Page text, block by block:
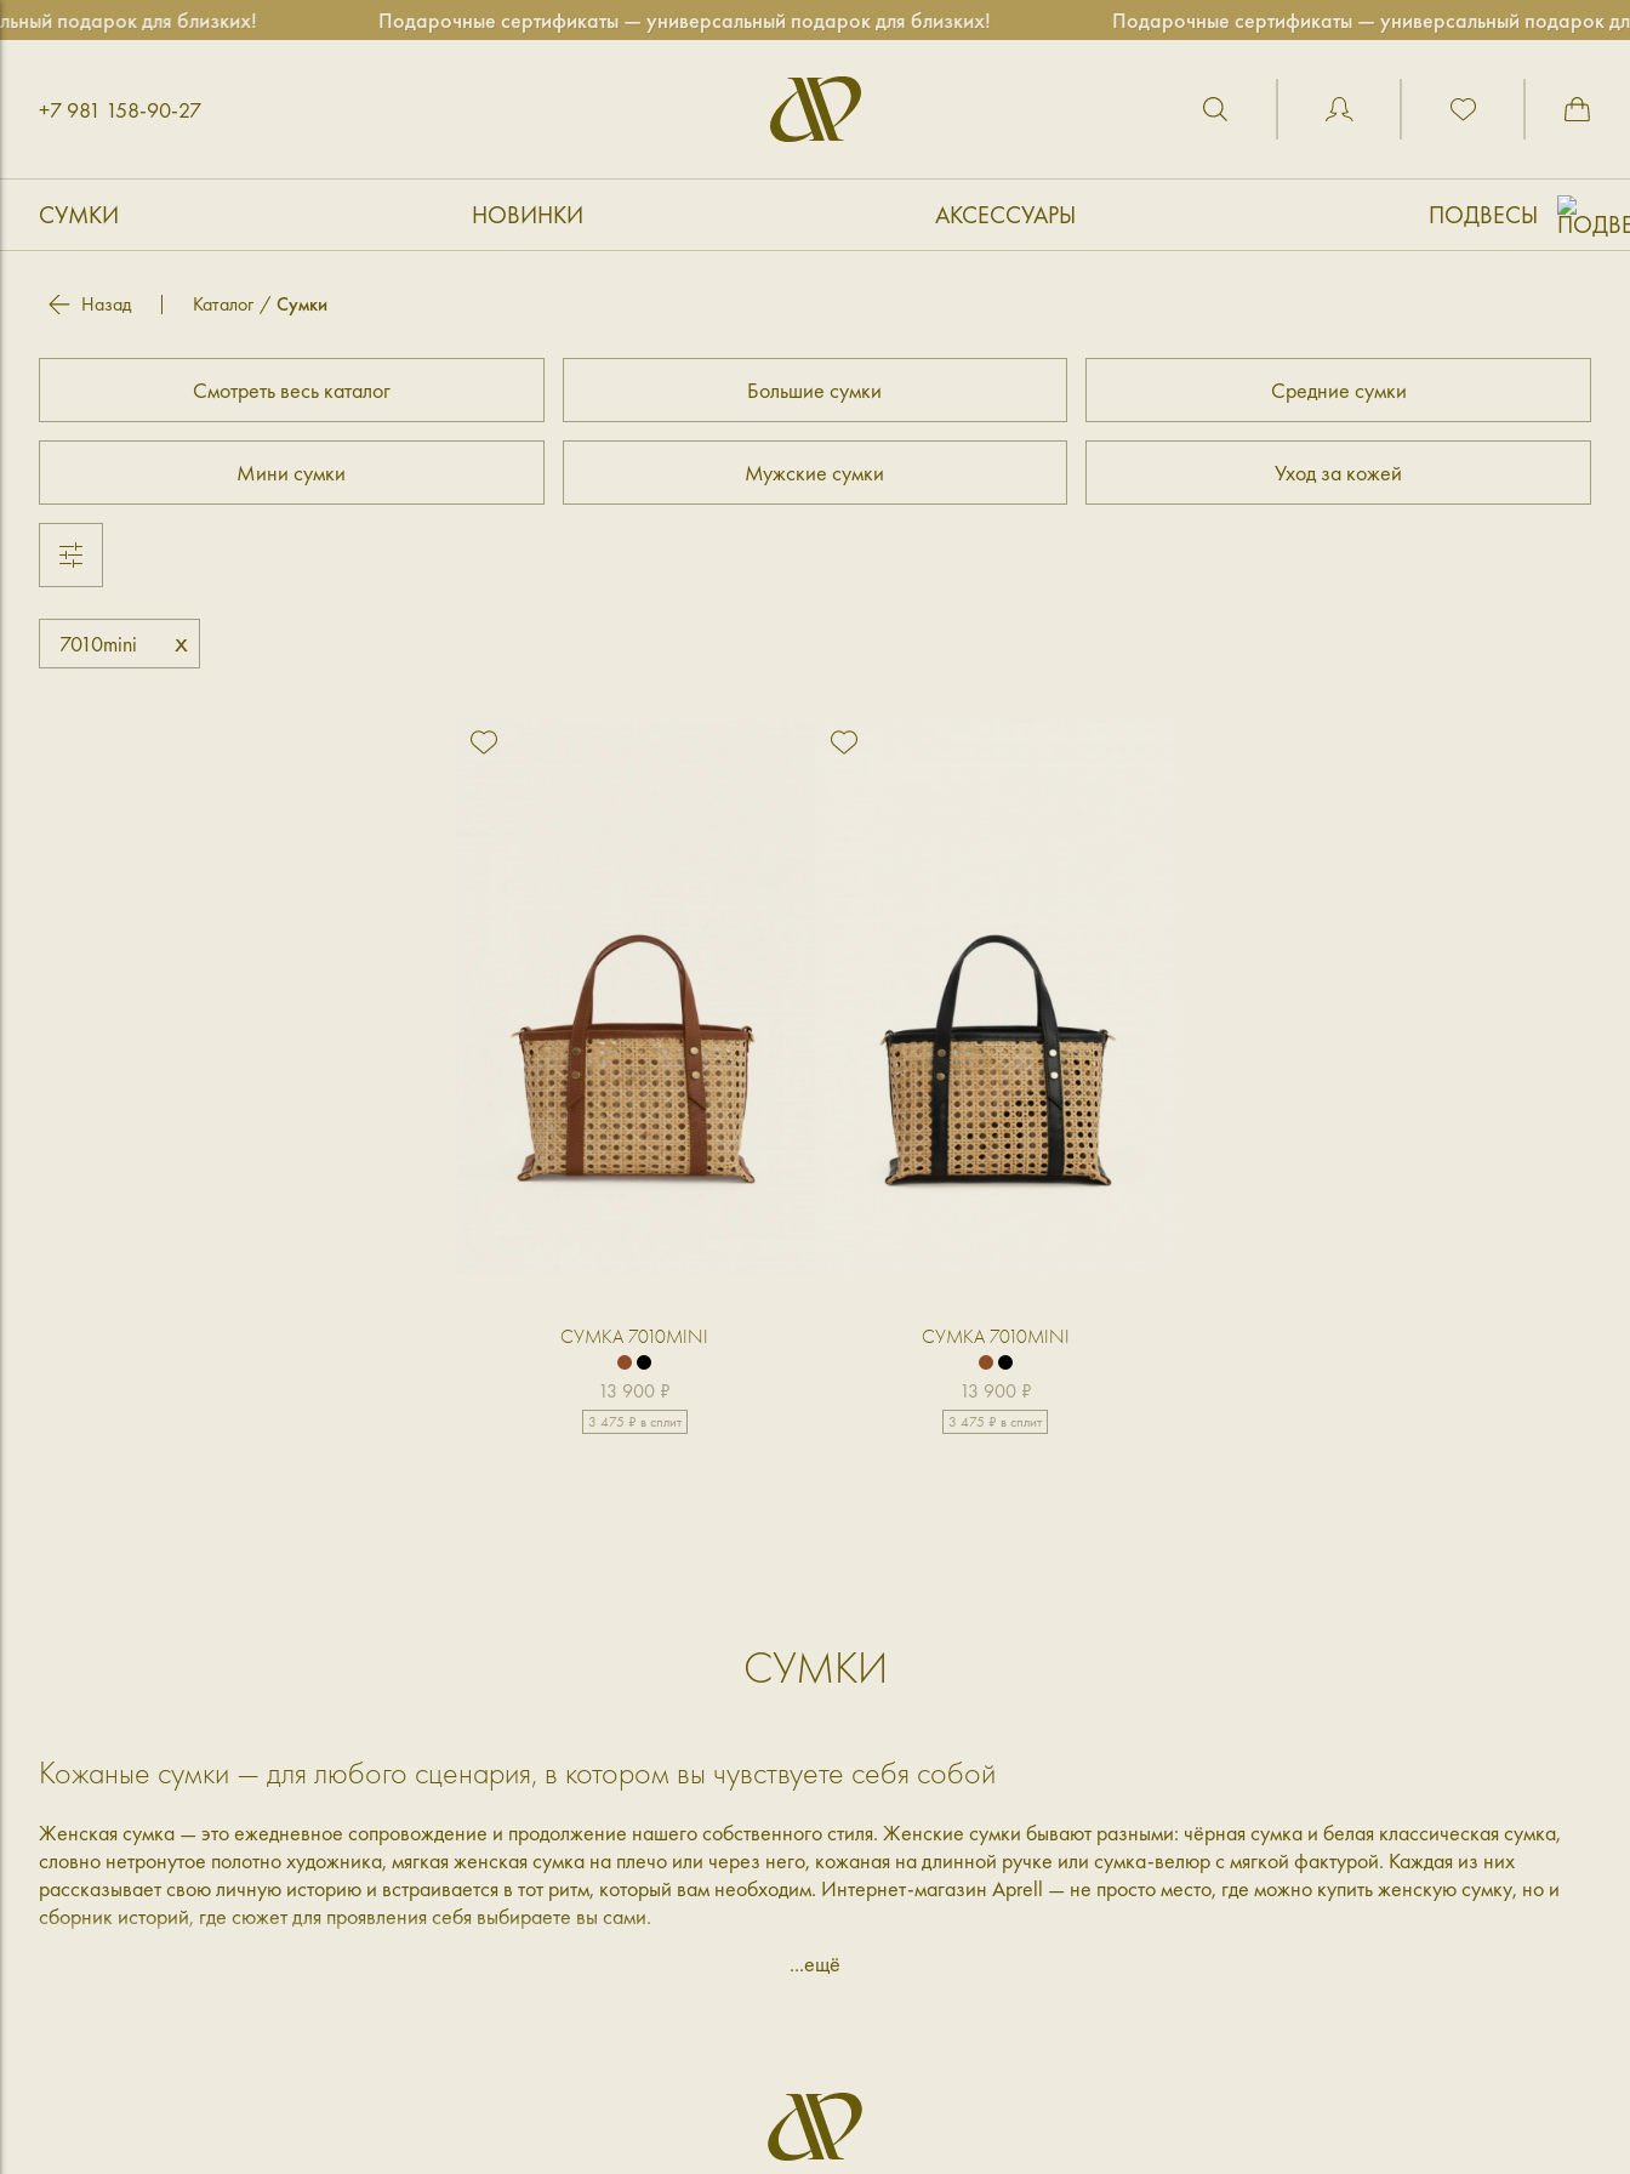
подарок для близких! Подарочные сертификаты — универсальный подарок для близких! Подарочные сертификаты — универсальный подарок для
+7 981 158-90-27
СУМКИ НОВИНКИ АКСЕССУАРЫ ПОДВЕСЫ
Назад Каталог Сумки
Смотреть весь каталог Большие сумки Средние сумки
Мини сумки Мужские сумки Уход за кожей
7010mini x
СУМКА 7010MINI
13 900 ₽
3 475 ₽ в сплит
СУМКА 7010MINI
13 900 ₽
3 475 ₽ в сплит
СУМКИ
Кожаные сумки — для любого сценария, в котором вы чувствуете себя собой
Женская сумка — это ежедневное сопровождение и продолжение нашего собственного стиля. Женские сумки бывают разными: чёрная сумка и белая классическая сумка,
словно нетронутое полотно художника, мягкая женская сумка на плечо или через него, кожаная на длинной ручке или сумка-велюр с мягкой фактурой. Каждая из них
рассказывает свою личную историю и встраивается в тот ритм, который вам необходим. Интернет-магазин Aprell — не просто место, где можно купить женскую сумку, но и
сборник историй, где сюжет для проявления себя выбираете вы сами.
Кожаные сумки Aprell продолжат любой сценарий — более спокойный или, наоборот, акцентный:
Голубой, жёлтый, розовый — они добавят цвета в повседневный гардероб и разнообразят возможные сочетания.
...ещё